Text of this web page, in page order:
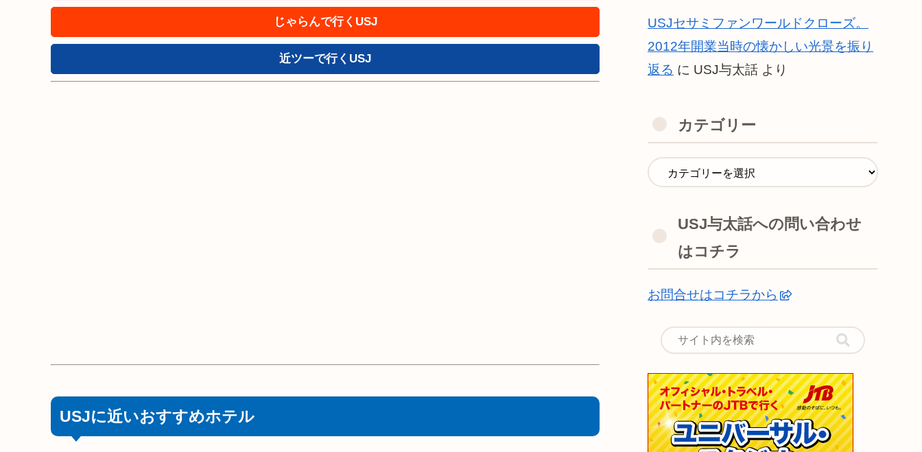
じゃらんで行くUSJ
近ツーで行くUSJ
USJに近いおすすめホテル
USJセサミファンワールドクローズ。
2012年開業当時の懐かしい光景を振り
返る に USJ与太話 より
カテゴリー
USJ与太話への問い合わせ
はコチラ
お問合せはコチラから